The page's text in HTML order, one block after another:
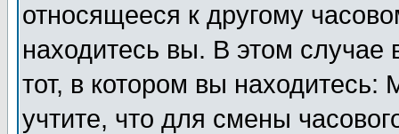
относящееся к другому
находитесь вы. В этом
тот, в котором вы
учтите, что для смены